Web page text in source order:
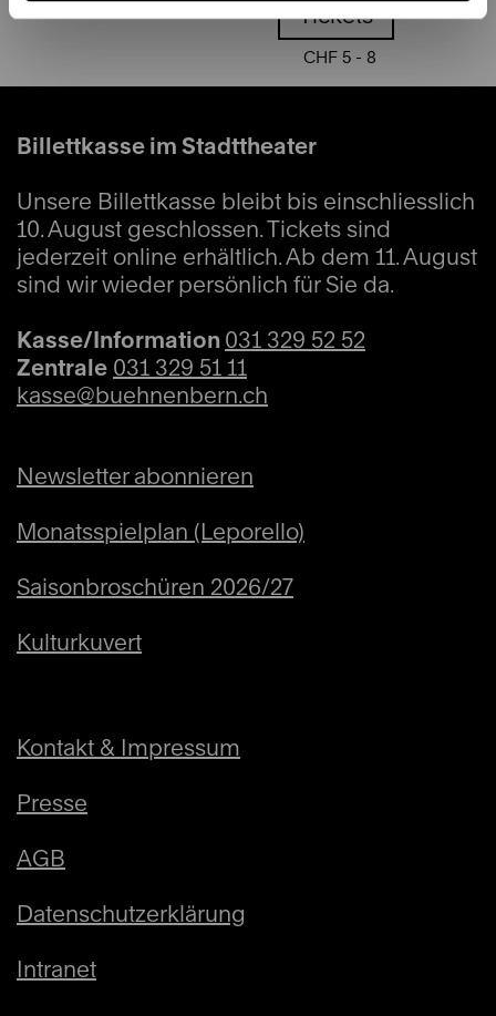
Milonga del Teatro
Tickets
CHF 10
Mo
Sonderveranstaltungen
Tickets
CHF 5 - 8
Billettkasse im Stadttheater
Unsere Billettkasse bleibt bis einschliesslich
10. August geschlossen. Tickets sind
jederzeit online erhältlich. Ab dem 11. August
sind wir wieder persönlich für Sie da.
Kasse/Information 031 329 52 52
Zentrale 031 329 51 11
kasse@buehnenbern.ch
Newsletter abonnieren
Monatsspielplan (Leporello)
Saisonbroschüren 2026/27
Kulturkuvert
Kontakt & Impressum
Presse
AGB
Datenschutzerklärung
Intranet